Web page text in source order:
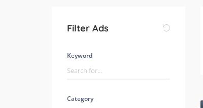
Filter Ads
Keyword
Category